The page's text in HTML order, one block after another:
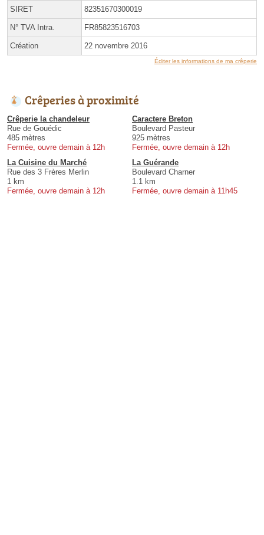
SIRET 82351670300019
N° TVA Intra. FR85823516703
Création 22 novembre 2016
Éditer les informations de ma crêperie
Crêperies à proximité
Crêperie la chandeleur
Rue de Gouédic
485 mètres
Fermée, ouvre demain à 12h
Caractere Breton
Boulevard Pasteur
925 mètres
Fermée, ouvre demain à 12h
La Cuisine du Marché
Rue des 3 Frères Merlin
1 km
Fermée, ouvre demain à 12h
La Guérande
Boulevard Charner
1.1 km
Fermée, ouvre demain à 11h45